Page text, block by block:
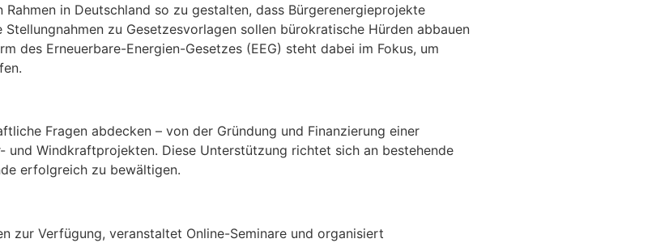
in Deutschland so zu gestalten, dass Bürgerenergieprojekte
zu Gesetzesvorlagen sollen bürokratische Hürden abbauen
des Erneuerbare-Energien-Gesetzes (EEG) steht dabei im Fokus, um
Fragen abdecken – von der Gründung und Finanzierung einer
Windkraftprojekten. Diese Unterstützung richtet sich an bestehende
erfolgreich zu bewältigen.
zur Verfügung, veranstaltet Online-Seminare und organisiert